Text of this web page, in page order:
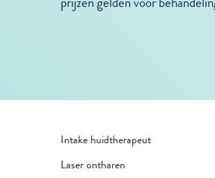
Intake huidtherapeut
Laser ontharen